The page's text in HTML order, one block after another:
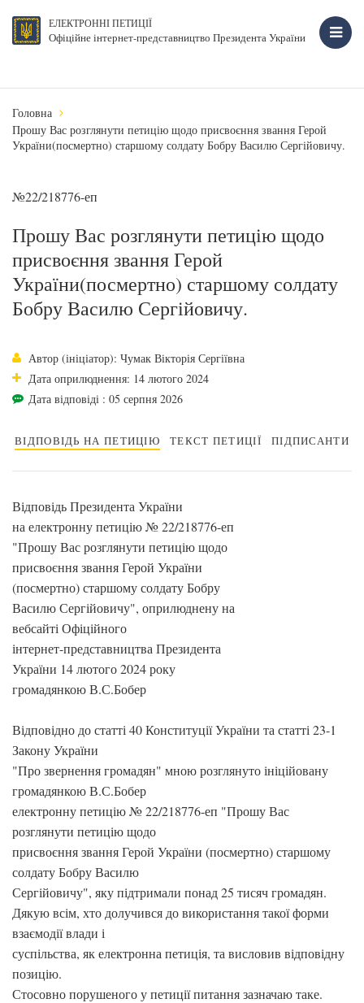
ЕЛЕКТРОННІ ПЕТИЦІЇ
Офіційне інтернет-представництво Президента України
Головна
Прошу Вас розглянути петицію щодо присвоєння звання Герой
України(посмертно) старшому солдату Бобру Василю Сергійовичу.
№22/218776-еп
Прошу Вас розглянути петицію щодо
присвоєння звання Герой
України(посмертно) старшому солдату
Бобру Василю Сергійовичу.
Автор (ініціатор): Чумак Вікторія Сергіївна
Дата оприлюднення: 14 лютого 2024
Дата відповіді : 05 серпня 2026
ВІДПОВІДЬ НА ПЕТИЦІЮ ТЕКСТ ПЕТИЦІЇ ПІДПИСАНТИ
Відповідь Президента України
на електронну петицію № 22/218776-еп
"Прошу Вас розглянути петицію щодо
присвоєння звання Герой України
(посмертно) старшому солдату Бобру
Василю Сергійовичу", оприлюднену на
вебсайті Офіційного
інтернет-представництва Президента
України 14 лютого 2024 року
громадянкою В.С.Бобер
Відповідно до статті 40 Конституції України та статті 23-1
Закону України
"Про звернення громадян" мною розглянуто ініційовану
громадянкою В.С.Бобер
електронну петицію № 22/218776-еп "Прошу Вас
розглянути петицію щодо
присвоєння звання Герой України (посмертно) старшому
солдату Бобру Василю
Сергійовичу", яку підтримали понад 25 тисяч громадян.
Дякую всім, хто долучився до використання такої форми
взаємодії влади і
суспільства, як електронна петиція, та висловив відповідну
позицію.
Стосовно порушеного у петиції питання зазначаю таке.